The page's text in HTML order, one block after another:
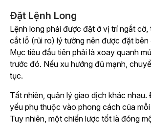
Đặt Lệnh Long
Lệnh long phải được đặt ở vị trí ngắt cờ,
cắt lỗ (rủi ro) lý tưởng nên được đặt
Mục tiêu đầu tiên phải là xoay quanh
trước đó. Nếu xu hướng đủ mạnh,
tục.
Tất nhiên, quản lý giao dịch khác nhau.
yếu phụ thuộc vào phong cách của
Tuy nhiên, một chiến lược tốt là đóng